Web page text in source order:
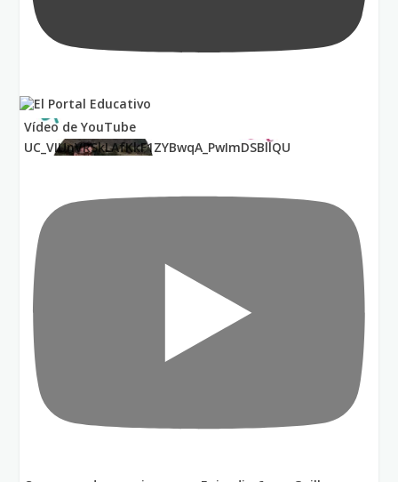
Vídeo de YouTube
UC_VIUnVRSkLAfKkF1ZYBwqA_PwImDSBllQU